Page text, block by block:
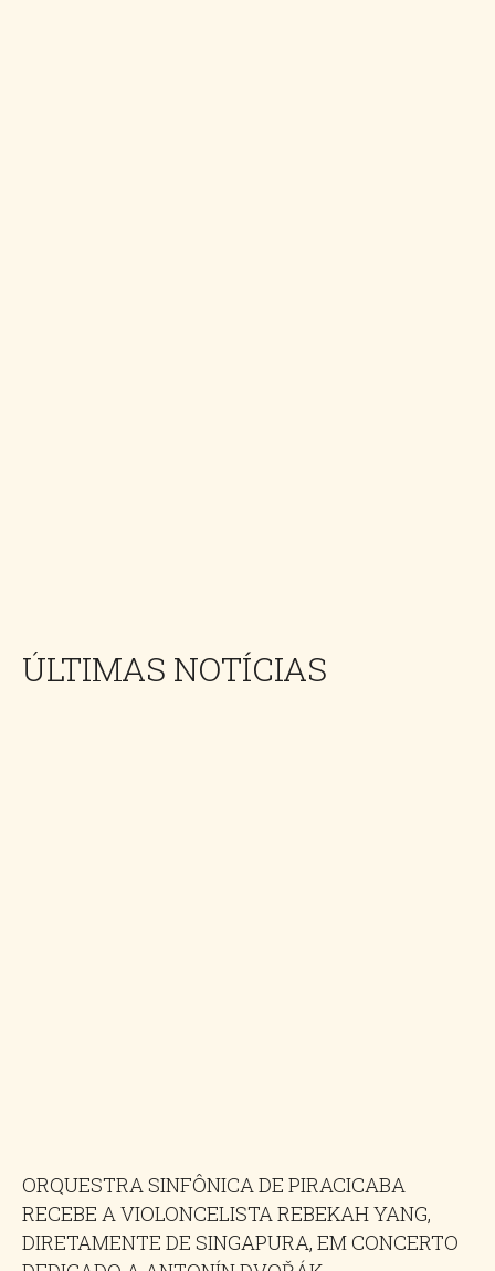
ÚLTIMAS NOTÍCIAS
ORQUESTRA SINFÔNICA DE PIRACICABA
RECEBE A VIOLONCELISTA REBEKAH YANG,
DIRETAMENTE DE SINGAPURA, EM CONCERTO